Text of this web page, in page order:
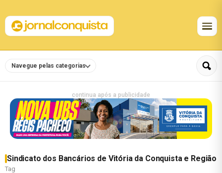
Navegue pelas categorias
continua após a publicidade
Sindicato dos Bancários de Vitória da Conquista e Região
Tag